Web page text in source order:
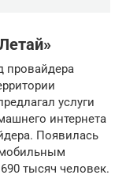
провайдера
услуги
интернета
Появилась
мобильным
тысяч человек.